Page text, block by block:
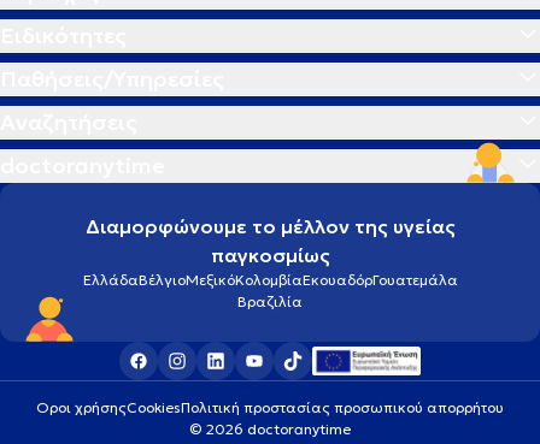
Διαμορφώνουμε το μέλλον της υγείας
παγκοσμίως
ΕλλάδαΒέλγιοΜεξικόΚολομβίαΕκουαδόρΓουατεμάλα
Βραζιλία
Οροι χρήσηςCookiesΠολιτική προστασίας προσωπικού απορρήτου
© 2026 doctoranytime